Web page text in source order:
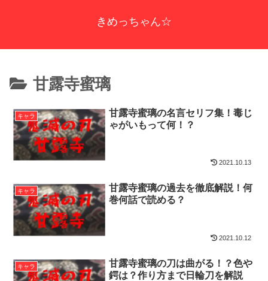
きめっちゃん☆
甘露寺蜜璃
キャラ
甘露寺蜜璃の名言セリフ集！毒じ
ゃがいもって何！？
2021.10.13
キャラ
甘露寺蜜璃の過去を徹底解説！何
巻何話で読める？
2021.10.12
キャラ
甘露寺蜜璃の刀は曲がる！？色や
鍔は？作り方まで日輪刀を解説